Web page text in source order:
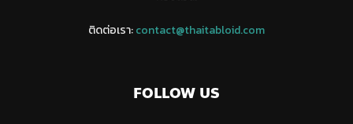
ติดต่อเรา:contact@thaitabloid.com
FOLLOW US